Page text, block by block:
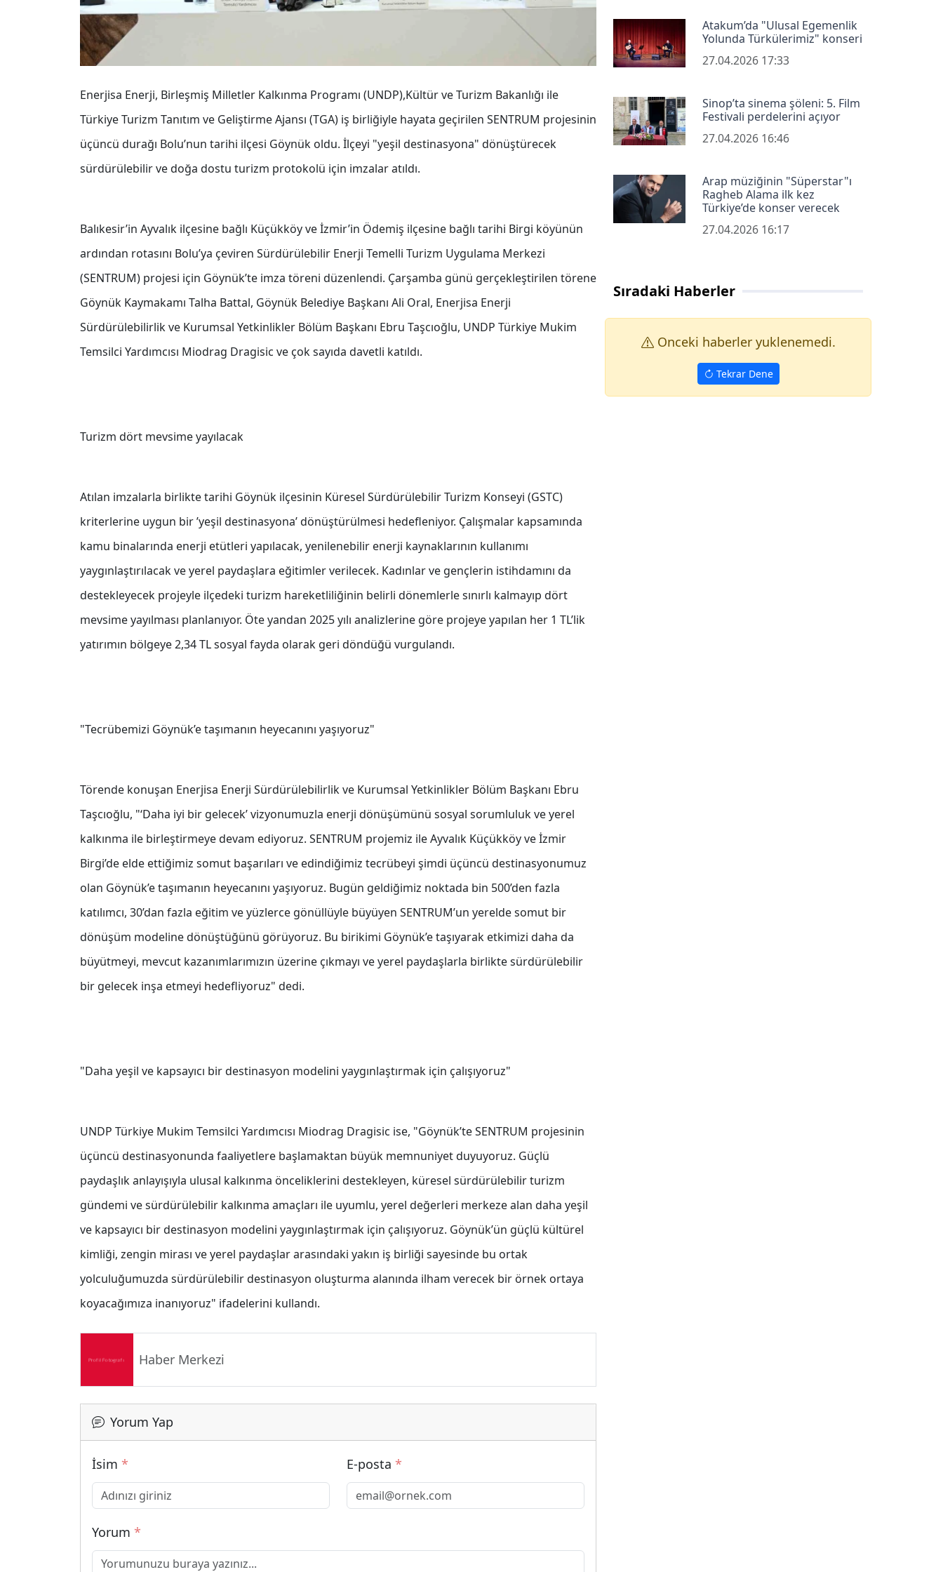
Enerjisa Enerji, Birleşmiş Milletler Kalkınma Programı (UNDP),Kültür ve Turizm Bakanlığı ile
Türkiye Turizm Tanıtım ve Geliştirme Ajansı (TGA) iş birliğiyle hayata geçirilen SENTRUM projesinin
üçüncü durağı Bolu’nun tarihi ilçesi Göynük oldu. İlçeyi "yeşil destinasyona" dönüştürecek
sürdürülebilir ve doğa dostu turizm protokolü için imzalar atıldı.
Balıkesir’in Ayvalık ilçesine bağlı Küçükköy ve İzmir’in Ödemiş ilçesine bağlı tarihi Birgi köyünün
ardından rotasını Bolu’ya çeviren Sürdürülebilir Enerji Temelli Turizm Uygulama Merkezi
(SENTRUM) projesi için Göynük’te imza töreni düzenlendi. Çarşamba günü gerçekleştirilen törene
Göynük Kaymakamı Talha Battal, Göynük Belediye Başkanı Ali Oral, Enerjisa Enerji
Sürdürülebilirlik ve Kurumsal Yetkinlikler Bölüm Başkanı Ebru Taşcıoğlu, UNDP Türkiye Mukim
Temsilci Yardımcısı Miodrag Dragisic ve çok sayıda davetli katıldı.
Turizm dört mevsime yayılacak
Atılan imzalarla birlikte tarihi Göynük ilçesinin Küresel Sürdürülebilir Turizm Konseyi (GSTC)
kriterlerine uygun bir ’yeşil destinasyona’ dönüştürülmesi hedefleniyor. Çalışmalar kapsamında
kamu binalarında enerji etütleri yapılacak, yenilenebilir enerji kaynaklarının kullanımı
yaygınlaştırılacak ve yerel paydaşlara eğitimler verilecek. Kadınlar ve gençlerin istihdamını da
destekleyecek projeyle ilçedeki turizm hareketliliğinin belirli dönemlerle sınırlı kalmayıp dört
mevsime yayılması planlanıyor. Öte yandan 2025 yılı analizlerine göre projeye yapılan her 1 TL’lik
yatırımın bölgeye 2,34 TL sosyal fayda olarak geri döndüğü vurgulandı.
"Tecrübemizi Göynük’e taşımanın heyecanını yaşıyoruz"
Törende konuşan Enerjisa Enerji Sürdürülebilirlik ve Kurumsal Yetkinlikler Bölüm Başkanı Ebru
Taşcıoğlu, "‘Daha iyi bir gelecek’ vizyonumuzla enerji dönüşümünü sosyal sorumluluk ve yerel
kalkınma ile birleştirmeye devam ediyoruz. SENTRUM projemiz ile Ayvalık Küçükköy ve İzmir
Birgi’de elde ettiğimiz somut başarıları ve edindiğimiz tecrübeyi şimdi üçüncü destinasyonumuz
olan Göynük’e taşımanın heyecanını yaşıyoruz. Bugün geldiğimiz noktada bin 500’den fazla
katılımcı, 30’dan fazla eğitim ve yüzlerce gönüllüyle büyüyen SENTRUM’un yerelde somut bir
dönüşüm modeline dönüştüğünü görüyoruz. Bu birikimi Göynük’e taşıyarak etkimizi daha da
büyütmeyi, mevcut kazanımlarımızın üzerine çıkmayı ve yerel paydaşlarla birlikte sürdürülebilir
bir gelecek inşa etmeyi hedefliyoruz" dedi.
"Daha yeşil ve kapsayıcı bir destinasyon modelini yaygınlaştırmak için çalışıyoruz"
UNDP Türkiye Mukim Temsilci Yardımcısı Miodrag Dragisic ise, "Göynük’te SENTRUM projesinin
üçüncü destinasyonunda faaliyetlere başlamaktan büyük memnuniyet duyuyoruz. Güçlü
paydaşlık anlayışıyla ulusal kalkınma önceliklerini destekleyen, küresel sürdürülebilir turizm
gündemi ve sürdürülebilir kalkınma amaçları ile uyumlu, yerel değerleri merkeze alan daha yeşil
ve kapsayıcı bir destinasyon modelini yaygınlaştırmak için çalışıyoruz. Göynük’ün güçlü kültürel
kimliği, zengin mirası ve yerel paydaşlar arasındaki yakın iş birliği sayesinde bu ortak
yolculuğumuzda sürdürülebilir destinasyon oluşturma alanında ilham verecek bir örnek ortaya
koyacağımıza inanıyoruz" ifadelerini kullandı.
Haber Merkezi
Yorum Yap
İsim * E-posta *
Yorum *
Atakum’da "Ulusal Egemenlik
Yolunda Türkülerimiz" konseri
27.04.2026 17:33
Sinop’ta sinema şöleni: 5. Film
Festivali perdelerini açıyor
27.04.2026 16:46
Arap müziğinin "Süperstar"ı
Ragheb Alama ilk kez
Türkiye’de konser verecek
27.04.2026 16:17
Sıradaki Haberler
Onceki haberler yuklenemedi.
Tekrar Dene